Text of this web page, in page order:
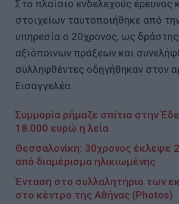
Στο πλαίσιο ενδελεχούς έρευνας
στοιχείων ταυτοποιήθηκε από
υπηρεσία ο 20χρονος, ως
αξιόποινων πράξεων και
συλληφθέντες οδηγήθηκαν στον
Εισαγγελέα.
Συμμορία ρήμαζε σπίτια στην
18.000 ευρώ η λεία
Θεσσαλονίκη: 30χρονος έκλεψε
από διαμέρισμα ηλικιωμένης
Ένταση στο συλλαλητήριο των
στο κέντρο της Αθήνας (Photos)